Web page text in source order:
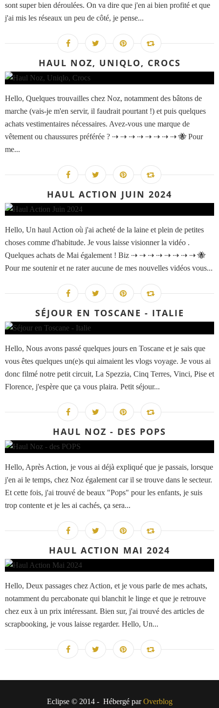
sont super bien déroulées. On va dire que j'en ai bien profité et que
j'ai mis les réseaux un peu de côté, je pense...
HAUL NOZ, UNIQLO, CROCS
Hello, Quelques trouvailles chez Noz, notamment des bâtons de
marche (vais-je m'en servir, il faudrait pourtant !) et puis quelques
achats vestimentaires nécessaires. Avez-vous une marque de
vêtement ou chaussures préférée ? ⇢ ⇢ ⇢ ⇢ ⇢ ⇢ ⇢ ⇢ 🐝 Pour
me...
HAUL ACTION JUIN 2024
Hello, Un haul Action où j'ai acheté de la laine et plein de petites
choses comme d'habitude. Je vous laisse visionner la vidéo .
Quelques achats de Mai également ! Biz ⇢ ⇢ ⇢ ⇢ ⇢ ⇢ ⇢ ⇢ 🐝
Pour me soutenir et ne rater aucune de mes nouvelles vidéos vous...
SÉJOUR EN TOSCANE - ITALIE
Hello, Nous avons passé quelques jours en Toscane et je sais que
vous êtes quelques un(e)s qui aimaient les vlogs voyage. Je vous ai
donc filmé notre petit circuit, La Spezzia, Cinq Terres, Vinci, Pise et
Florence, j'espère que ça vous plaira. Petit séjour...
HAUL NOZ - DES POPS
Hello, Après Action, je vous ai déjà expliqué que je passais, lorsque
j'en ai le temps, chez Noz également car il se trouve dans le secteur.
Et cette fois, j'ai trouvé de beaux "Pops" pour les enfants, je suis
trop contente et je les ai cachés, ça sera...
HAUL ACTION MAI 2024
Hello, Deux passages chez Action, et je vous parle de mes achats,
notamment du percabonate qui blanchit le linge et que je retrouve
chez eux à un prix intéressant. Bien sur, j'ai trouvé des articles de
scrapbooking, je vous laisse regarder. Hello, Un...
Eclipse © 2014 - Hébergé parOverblog